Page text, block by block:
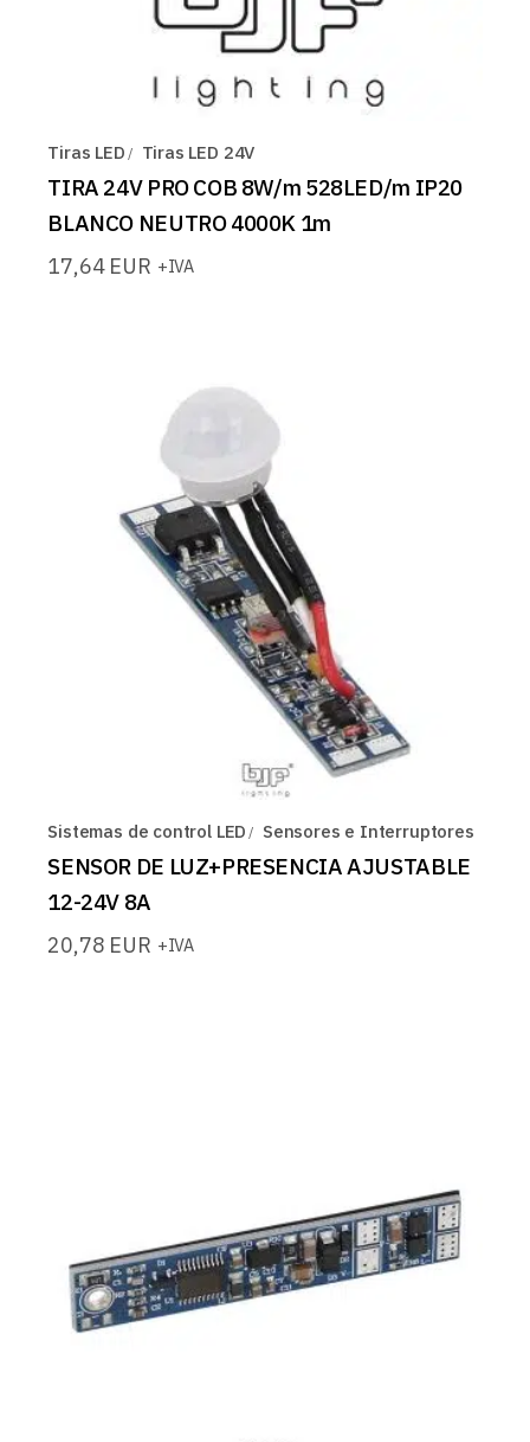
Tiras LED Tiras LED 24V
TIRA 24V PRO COB 8W/m 528LED/m IP20
BLANCO NEUTRO 4000K 1m
17,64 EUR +IVA
Sistemas de control LED Sensores e Interruptores
SENSOR DE LUZ+PRESENCIA AJUSTABLE
12-24V 8A
20,78 EUR +IVA